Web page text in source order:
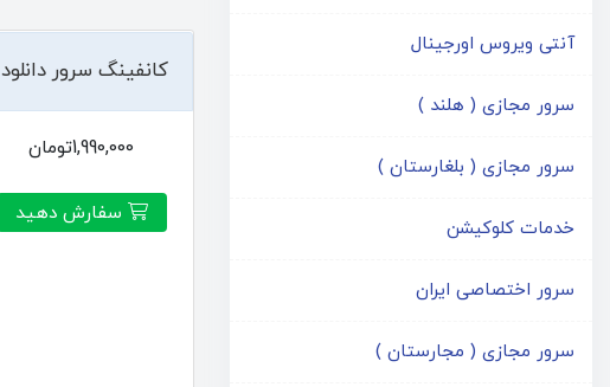
آنتی ویروس اورجینال
سرور مجازی ( هلند )
سرور مجازی ( بلغارستان )
خدمات کلوکیشن
سرور اختصاصی ایران
سرور مجازی ( مجارستان )
کانفینگ سرور دانلود
1,990,000تومان
سفارش دهید